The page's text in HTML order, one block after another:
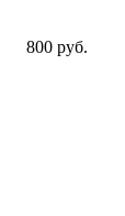
800 руб.